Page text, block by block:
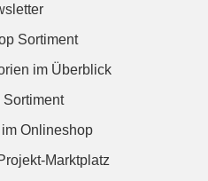
Sortiment
im Überblick
Sortiment
Onlineshop
Marktplatz